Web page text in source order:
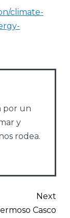
climate-
por un
y
rodea.
Next
Casco